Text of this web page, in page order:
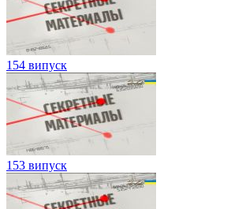
154 випуск
153 випуск